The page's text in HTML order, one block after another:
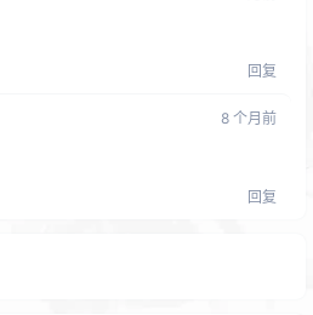
回复
8 个月前
回复